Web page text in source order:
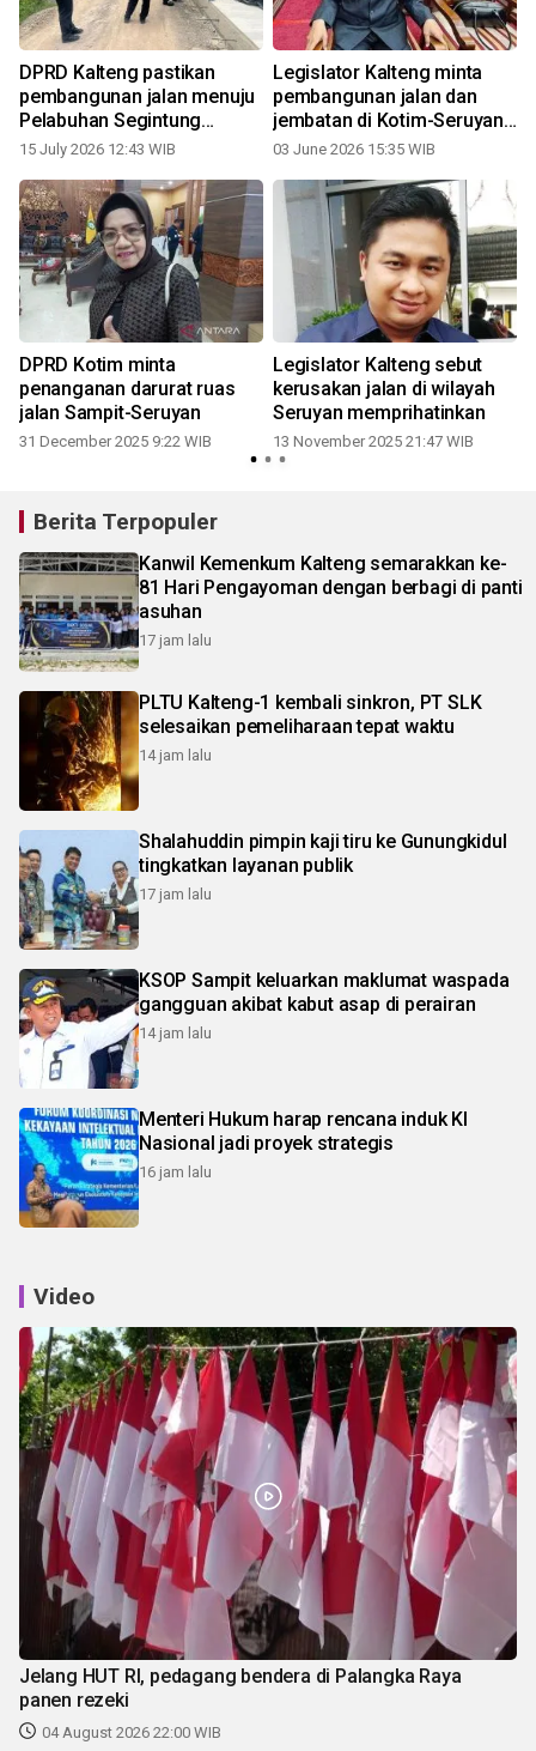
DPRD Kalteng pastikan
pembangunan jalan menuju
Pelabuhan Segintung
Seruyan berlanjut
15 July 2026 12:43 WIB
Legislator Kalteng minta
pembangunan jalan dan
jembatan di Kotim-Seruyan
dipercepat
03 June 2026 15:35 WIB
DPRD Kotim minta
penanganan darurat ruas
jalan Sampit-Seruyan
31 December 2025 9:22 WIB
Legislator Kalteng sebut
kerusakan jalan di wilayah
Seruyan memprihatinkan
13 November 2025 21:47 WIB
Berita Terpopuler
Kanwil Kemenkum Kalteng semarakkan ke-
81 Hari Pengayoman dengan berbagi di panti
asuhan
17 jam lalu
PLTU Kalteng-1 kembali sinkron, PT SLK
selesaikan pemeliharaan tepat waktu
14 jam lalu
Shalahuddin pimpin kaji tiru ke Gunungkidul
tingkatkan layanan publik
17 jam lalu
KSOP Sampit keluarkan maklumat waspada
gangguan akibat kabut asap di perairan
14 jam lalu
Menteri Hukum harap rencana induk KI
Nasional jadi proyek strategis
16 jam lalu
Video
Jelang HUT RI, pedagang bendera di Palangka Raya
panen rezeki
04 August 2026 22:00 WIB